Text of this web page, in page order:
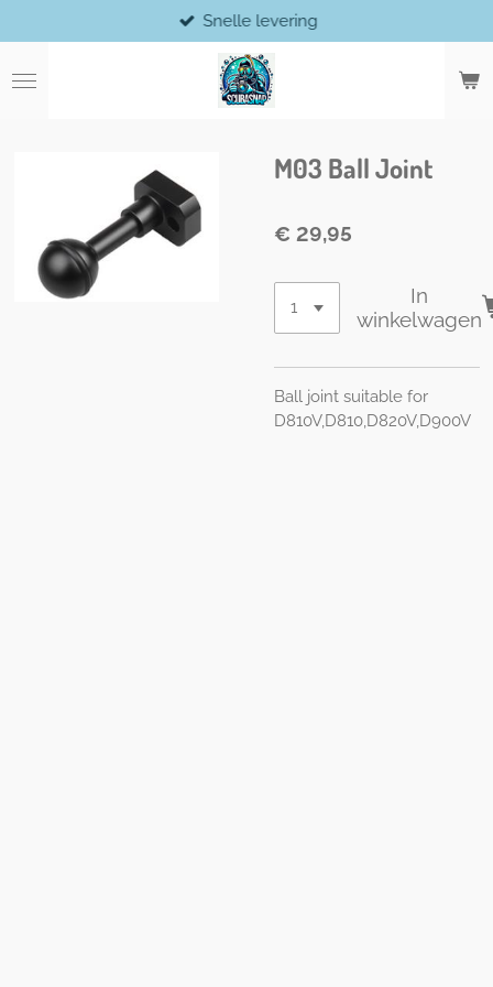
direct
naar
de
Snelle levering
M03 Ball Joint
€ 29,95
In
winkelwagen
Ball joint suitable for
D810V,D810,D820V,D900V